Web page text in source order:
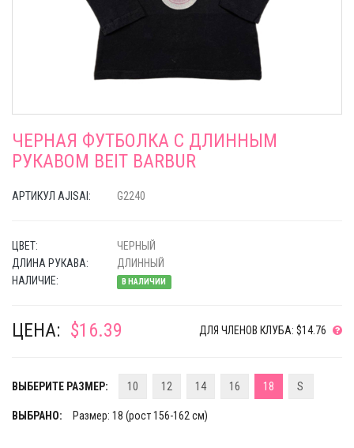
ЧЕРНАЯ ФУТБОЛКА С ДЛИННЫМ
РУКАВОМ BEIT BARBUR
АРТИКУЛ AJISAI: G2240
ЦВЕТ:
ЧЕРНЫЙ
ДЛИНА РУКАВА:
ДЛИННЫЙ
НАЛИЧИЕ:
В НАЛИЧИИ
ЦЕНА: $16.39 ДЛЯ ЧЛЕНОВ КЛУБА: $14.76
ВЫБЕРИТЕ РАЗМЕР: 10 12 14 16 18 S
ВЫБРАНО: Размер: 18 (рост 156-162 см)